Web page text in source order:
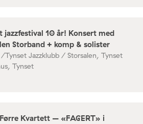
jazzfestival 10 år! Konsert med
Storband + komp & solister
/Tynset Jazzklubb / Storsalen, Tynset
Tynset
Kvartett – «FAGERT» i